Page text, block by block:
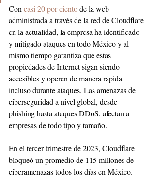
Con casi 20 por ciento de la web
administrada a través de la red de Cloudflare
en la actualidad, la empresa ha identificado
y mitigado ataques en todo México y al
mismo tiempo garantiza que estas
propiedades de Internet sigan siendo
accesibles y operen de manera rápida
incluso durante ataques. Las amenazas de
ciberseguridad a nivel global, desde
phishing hasta ataques DDoS, afectan a
empresas de todo tipo y tamaño.
En el tercer trimestre de 2023, Cloudflare
bloqueó un promedio de 115 millones de
ciberamenazas todos los días en México.